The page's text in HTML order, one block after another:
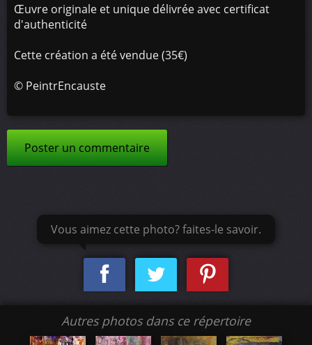
Œuvre originale et unique délivrée avec certificat
d'authenticité
Cette création a été vendue (35€)
© PeintrEncauste
Poster un commentaire
Vous aimez cette photo? faites-le savoir.
Autres photos dans ce répertoire